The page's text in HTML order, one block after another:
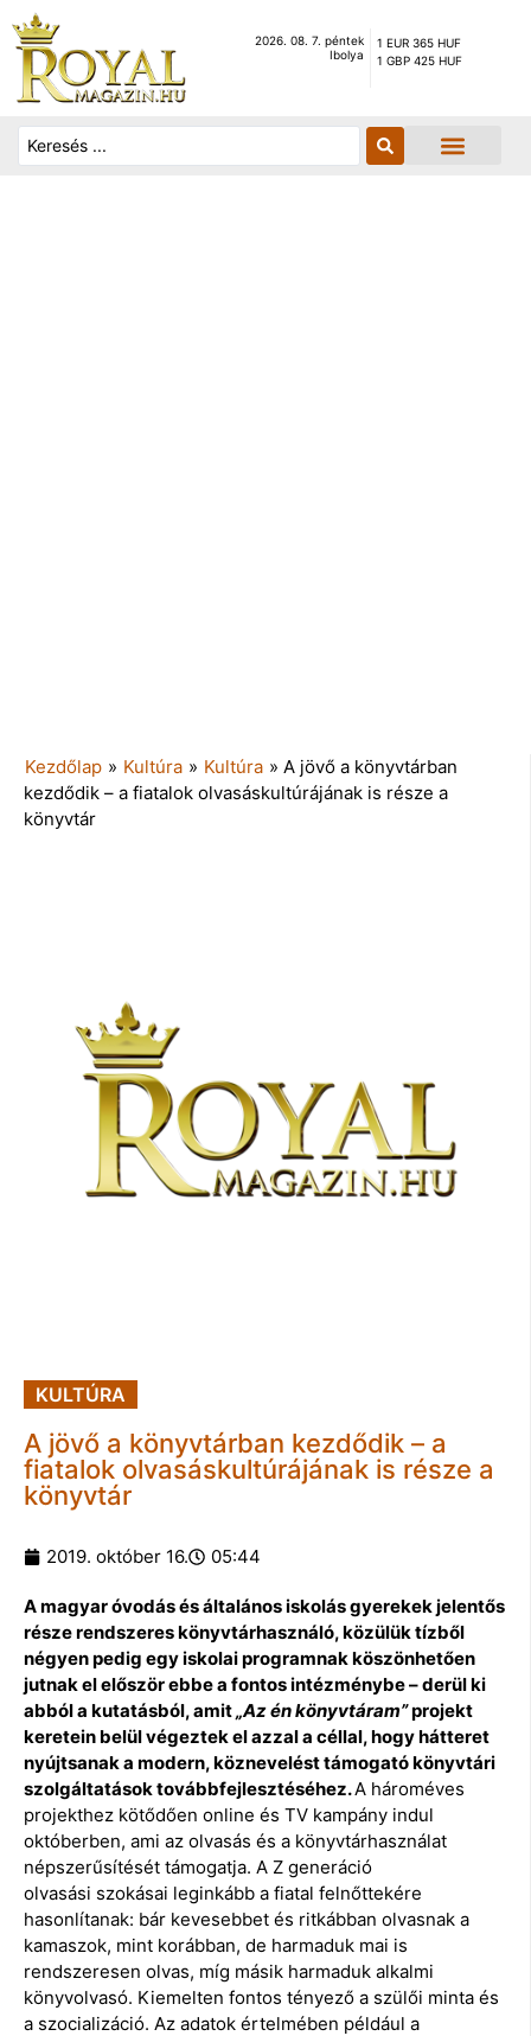
2026. 08. 7. péntek
Ibolya
1 EUR 365 HUF
1 GBP 425 HUF
Kezdőlap » Kultúra » Kultúra » A jövő a könyvtárban
kezdődik – a fiatalok olvasáskultúrájának is része a
könyvtár
KULTÚRA
A jövő a könyvtárban kezdődik – a
fiatalok olvasáskultúrájának is része a
könyvtár
2019. október 16. 05:44
A magyar óvodás és általános iskolás gyerekek jelentős
része rendszeres könyvtárhasználó, közülük tízből
négyen pedig egy iskolai programnak köszönhetően
jutnak el először ebbe a fontos intézménybe – derül ki
abból a kutatásból, amit„Az én könyvtáram”projekt
keretein belül végeztek el azzal a céllal, hogy hátteret
nyújtsanak a modern, köznevelést támogató könyvtári
szolgáltatások továbbfejlesztéséhez.A hároméves
projekthez kötődően online és TV kampány indul
októberben, ami az olvasás és a könyvtárhasználat
népszerűsítését támogatja. A Z generáció
olvasási szokásai leginkább a fiatal felnőttekére
hasonlítanak: bár kevesebbet és ritkábban olvasnak a
kamaszok, mint korábban, de harmaduk mai is
rendszeresen olvas, míg másik harmaduk alkalmi
könyvolvasó. Kiemelten fontos tényező a szülői minta és
a szocializáció. Az adatok értelmében például a